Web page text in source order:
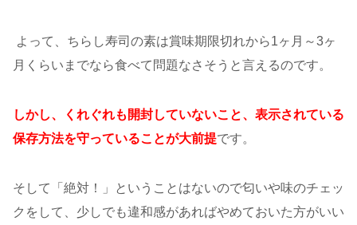
よって、ちらし寿司の素は賞味期限切れから1ヶ月～3ヶ
月くらいまでなら食べて問題なさそうと言えるのです。
しかし、くれぐれも開封していないこと、表示されている
保存方法を守っていることが大前提です。
そして「絶対！」ということはないので匂いや味のチェッ
クをして、少しでも違和感があればやめておいた方がいい